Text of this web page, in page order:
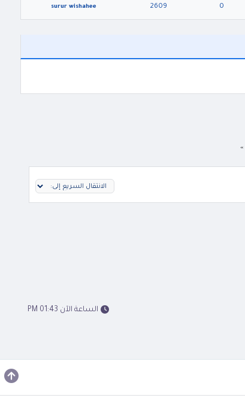
0
2609
surur wishahee
»
الساعة الآن 01:43 PM